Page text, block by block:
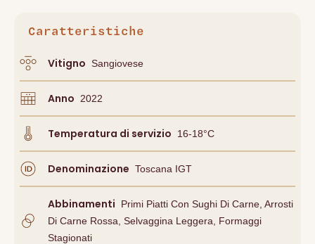
Caratteristiche
Vitigno Sangiovese
Anno 2022
Temperatura di servizio 16-18°C
Denominazione Toscana IGT
Abbinamenti
Primi Piatti Con Sughi Di Carne, Arrosti
Di Carne Rossa, Selvaggina Leggera, Formaggi
Stagionati